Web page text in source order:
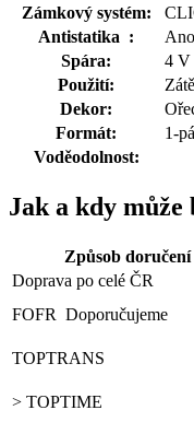
Zámkový systém:
Antistatika :
Ano
Spára:
4 V
Použití:
Dekor:
Formát:
1-
Voděodolnost:
Jak a kdy může
Způsob doručení
Doprava po celé ČR
FOFR Doporučujeme
TOPTRANS
> TOPTIME